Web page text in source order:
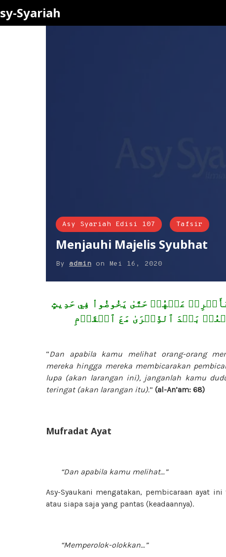
Syariah
Asy Syariah Edisi 107 Tafsir
Menjauhi Majelis Syubhat
By admin on Mei 16, 2020
فَأَعۡرِضۡ عَنۡهُمۡ حَتَّىٰ يَخُوضُواْ فِي حَدِيثٍ
بَعۡدَ ٱلذِّكۡرَىٰ مَعَ ٱلۡقَوۡمِ
“Dan apabila kamu melihat orang-orang
mereka hingga mereka membicarakan
lupa (akan larangan ini), janganlah kamu
teringat (akan larangan itu).” (al-An’am: 68)
Mufradat Ayat
“Dan apabila kamu melihat…”
Asy-Syaukani mengatakan, pembicaraan ayat
atau siapa saja yang pantas (keadaannya).
“Memperolok-olokkan…”